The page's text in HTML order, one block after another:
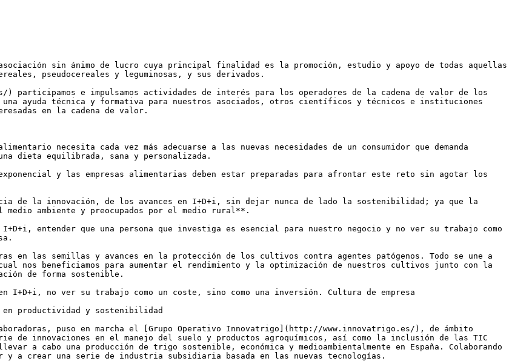
asociación sin ánimo de lucro cuya principal finalidad es la promoción, estudio y apoyo de todas aquellas
pseudocereales y leguminosas, y sus derivados.
) participamos e impulsamos actividades de interés para los operadores de la cadena de valor de los
una ayuda técnica y formativa para nuestros asociados, otros científicos y técnicos e instituciones
en la cadena de valor.
necesita cada vez más adecuarse a las nuevas necesidades de un consumidor que demanda
dieta equilibrada, sana y personalizada.
y las empresas alimentarias deben estar preparadas para afrontar este reto sin agotar los
de la innovación, de los avances en I+D+i, sin dejar nunca de lado la sostenibilidad; ya que la
medio ambiente y preocupados por el medio rural**.
entender que una persona que investiga es esencial para nuestro negocio y no ver su trabajo como
en las semillas y avances en la protección de los cultivos contra agentes patógenos. Todo se une a
beneficiamos para aumentar el rendimiento y la optimización de nuestros cultivos junto con la
de forma sostenible.
I+D+i, no ver su trabajo como un coste, sino como una inversión. Cultura de empresa
productividad y sostenibilidad
puso en marcha el [Grupo Operativo Innovatrigo](http://www.innovatrigo.es/), de ámbito
de innovaciones en el manejo del suelo y productos agroquímicos, así como la inclusión de las TIC
a cabo una producción de trigo sostenible, económica y medioambientalmente en España. Colaborando
a crear una serie de industria subsidiaria basada en las nuevas tecnologías.